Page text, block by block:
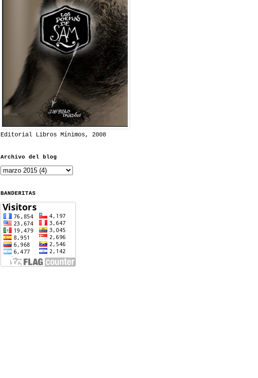
Editorial Libros Mínimos, 2008
Archivo del blog
BANDERITAS